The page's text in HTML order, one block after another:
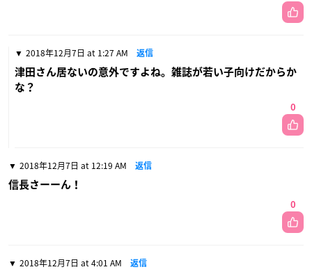
2018年12月7日 at 1:27 AM 返信
津田さん居ないの意外ですよね。雑誌が若い子向けだからか
な？
0
2018年12月7日 at 12:19 AM 返信
信長さーーん！
0
2018年12月7日 at 4:01 AM 返信